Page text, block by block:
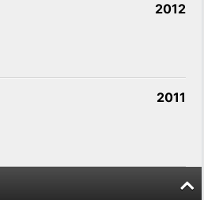
2012
2011